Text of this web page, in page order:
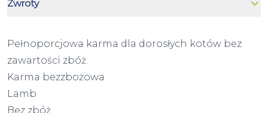
Zwroty
Pełnoporcjowa karma dla dorosłych kotów bez
zawartości zbóż.
Karma bezzbożowa
Lamb
Bez zbóż